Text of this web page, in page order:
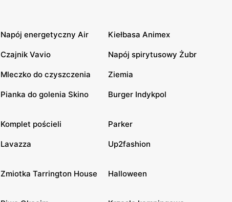
Napój energetyczny Air Kiełbasa Animex
Czajnik Vavio Napój spirytusowy Żubr
Mleczko do czyszczenia Ziemia
Pianka do golenia Skino Burger Indykpol
Komplet pościeli Parker
Lavazza Up2fashion
Zmiotka Tarrington House Halloween